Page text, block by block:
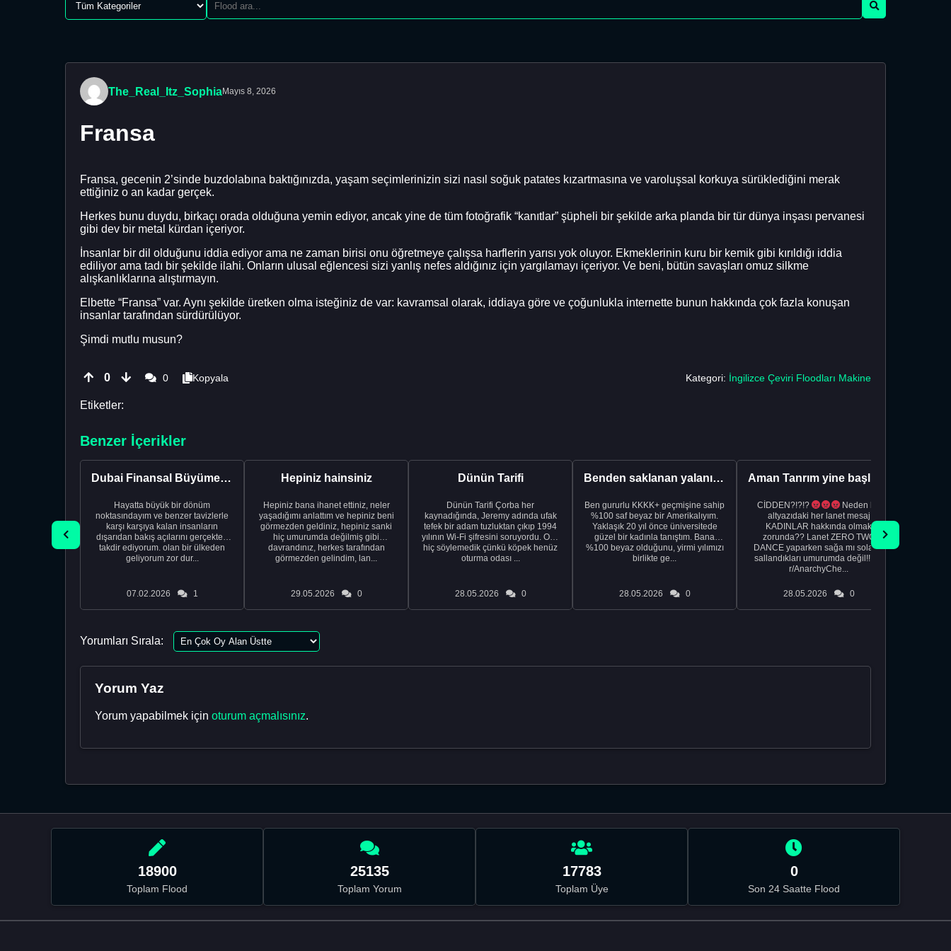
The_Real_Itz_SophiaMayıs 8, 2026
Fransa
Fransa, gecenin 2’sinde buzdolabına baktığınızda, yaşam seçimlerinizin sizi nasıl soğuk patates kızartmasına ve varoluşsal korkuya sürüklediğini merak
ettiğiniz o an kadar gerçek.
Herkes bunu duydu, birkaçı orada olduğuna yemin ediyor, ancak yine de tüm fotoğrafik “kanıtlar” şüpheli bir şekilde arka planda bir tür dünya inşası pervanesi
gibi dev bir metal kürdan içeriyor.
İnsanlar bir dil olduğunu iddia ediyor ama ne zaman birisi onu öğretmeye çalışsa harflerin yarısı yok oluyor. Ekmeklerinin kuru bir kemik gibi kırıldığı iddia
ediliyor ama tadı bir şekilde ilahi. Onların ulusal eğlencesi sizi yanlış nefes aldığınız için yargılamayı içeriyor. Ve beni, bütün savaşları omuz silkme
alışkanlıklarına alıştırmayın.
Elbette “Fransa” var. Aynı şekilde üretken olma isteğiniz de var: kavramsal olarak, iddiaya göre ve çoğunlukla internette bunun hakkında çok fazla konuşan
insanlar tarafından sürdürülüyor.
Şimdi mutlu musun?
0 0 Kopyala Kategori: İngilizce Çeviri Floodları Makine
Etiketler:
Benzer İçerikler
Dubai Finansal Büyüme vs Fransa Vatandaşlık / Güvenlik:...
Hayatta büyük bir dönüm
noktasındayım ve benzer tavizlerle
karşı karşıya kalan insanların
dışarıdan bakış açılarını gerçekten
takdir ediyorum. olan bir ülkeden
geliyorum zor dur...
07.02.2026 1
Hepiniz hainsiniz
Hepiniz bana ihanet ettiniz, neler
yaşadığımı anlattım ve hepiniz beni
görmezden geldiniz, hepiniz sanki
hiç umurumda değilmiş gibi
davrandınız, herkes tarafından
görmezden gelindim, lan...
29.05.2026 0
Dünün Tarifi
Dünün Tarifi Çorba her
kaynadığında, Jeremy adında ufak
tefek bir adam tuzluktan çıkıp 1994
yılının Wi-Fi şifresini soruyordu. Ona
hiç söylemedik çünkü köpek henüz
oturma odası ...
28.05.2026 0
Benden saklanan yalanı ortaya çıkardıktan sonra eşimden...
Ben gururlu KKKK+ geçmişine sahip
%100 saf beyaz bir Amerikalıyım.
Yaklaşık 20 yıl önce üniversitede
güzel bir kadınla tanıştım. Bana
%100 beyaz olduğunu, yirmi yılımızı
birlikte ge...
28.05.2026 0
CİDDEN?!?!?
Neden bu
altyazıdaki her lanet mesaj
KADINLAR hakkında olmak
zorunda?? Lanet ZERO TWO
DANCE yaparken sağa mı sola mı
sallandıkları umurumda değil!!!!!!!!
r/AnarchyChe...
28.05.2026 0
Yorumları Sırala:
Yorum Yaz
Yorum yapabilmek için oturum açmalısınız.
18900
Toplam Flood
25135
Toplam Yorum
17783
Toplam Üye
0
Son 24 Saatte Flood